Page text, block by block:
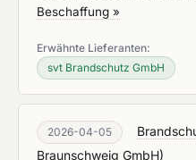
Beschaffung »
Erwähnte Lieferanten:
svt Brandschutz GmbH
2026-04-05
Braunschweig GmbH)